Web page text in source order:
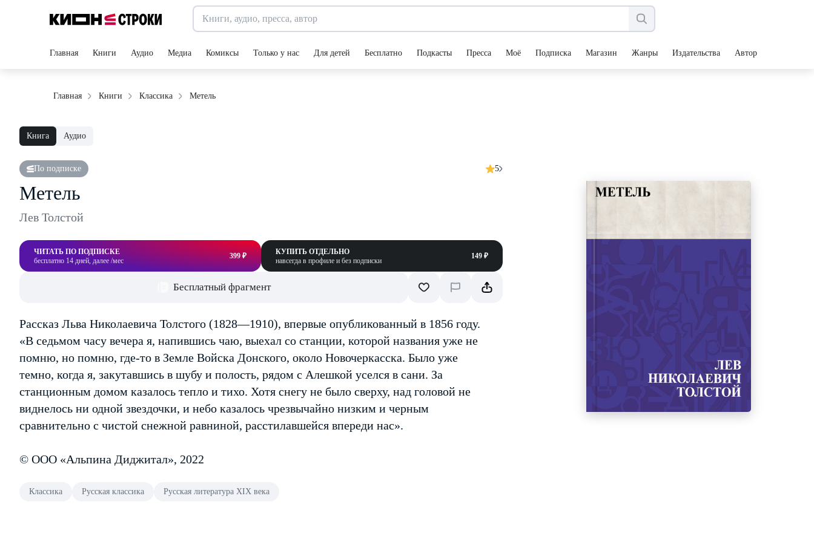
Главная Книги Аудио Медиа Комиксы Только у нас Для детей Бесплатно Подкасты Пресса Моё Подписка Магазин Жанры Издательства Авторы
Главная Книги Классика Метель
Книга Аудио
По подписке 5
Метель
Лев Толстой
ЧИТАТЬ ПО ПОДПИСКЕ
бесплатно 14 дней, далее /мес
399 ₽
КУПИТЬ ОТДЕЛЬНО
навсегда в профиле и без подписки
149 ₽
Бесплатный фрагмент
Рассказ Льва Николаевича Толстого (1828—1910), впервые опубликованный в 1856 году.
«В седьмом часу вечера я, напившись чаю, выехал со станции, которой названия уже не
помню, но помню, где-то в Земле Войска Донского, около Новочеркасска. Было уже
темно, когда я, закутавшись в шубу и полость, рядом с Алешкой уселся в сани. За
станционным домом казалось тепло и тихо. Хотя снегу не было сверху, над головой не
виднелось ни одной звездочки, и небо казалось чрезвычайно низким и черным
сравнительно с чистой снежной равниной, расстилавшейся впереди нас».
© ООО «Альпина Диджитал», 2022
Классика Русская классика Русская литература XIX века